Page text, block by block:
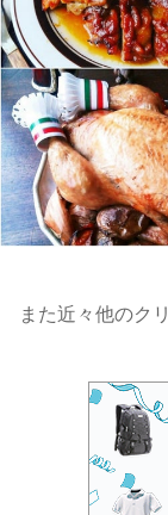
また近々他のク